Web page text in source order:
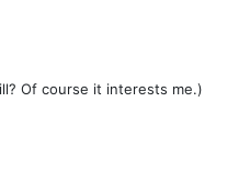
ill? Of course it interests me.)